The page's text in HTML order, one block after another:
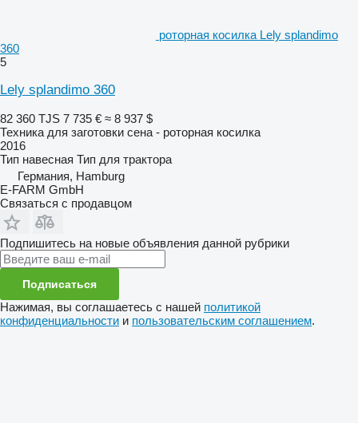
роторная косилка Lely splandimo
360
5
Lely splandimo 360
82 360 TJS 7 735 € ≈ 8 937 $
Техника для заготовки сена - роторная косилка
2016
Тип навесная Тип для трактора
Германия, Hamburg
E-FARM GmbH
Связаться с продавцом
Подпишитесь на новые объявления данной рубрики
Подписаться
Нажимая, вы соглашаетесь с нашей политикой
конфиденциальности и пользовательским соглашением.